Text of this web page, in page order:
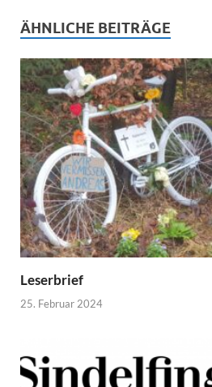
ÄHNLICHE BEITRÄGE
Leserbrief
25. Februar 2024